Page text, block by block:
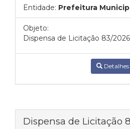
Entidade: Prefeitura
Objeto:
Dispensa de Licitação 83/2026
Detalhes
Dispensa de Licitação